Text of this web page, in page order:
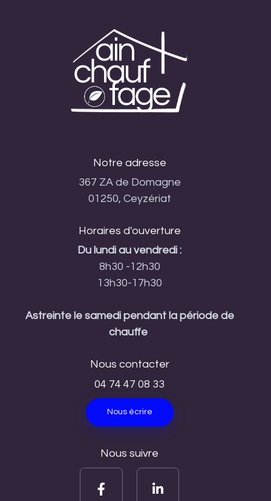
Notre adresse
367 ZA de Domagne
01250, Ceyzériat
Horaires d'ouverture
Du lundi au vendredi :
8h30 -12h30
13h30-17h30
Astreinte le samedi pendant la période de
chauffe
Nous contacter
04 74 47 08 33
Nous écrire
Nous suivre